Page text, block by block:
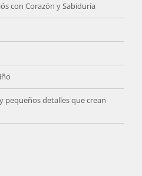
con Corazón y Sabiduría
pequeños detalles que crean